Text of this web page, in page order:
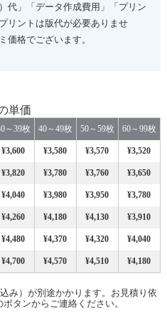
代」「データ作成費用」「プリン
リントは版代が必要ありませ
価格でございます。
単価
～39枚 40～49枚 50～59枚 60～99枚
¥3,600 ¥3,580 ¥3,570 ¥3,520
¥3,820 ¥3,780 ¥3,760 ¥3,650
¥4,040 ¥3,980 ¥3,950 ¥3,780
¥4,260 ¥4,180 ¥4,130 ¥3,910
¥4,480 ¥4,370 ¥4,320 ¥4,040
¥4,700 ¥4,570 ¥4,510 ¥4,180
み）が別途かかります。お見積り依
タンからご連絡ください。